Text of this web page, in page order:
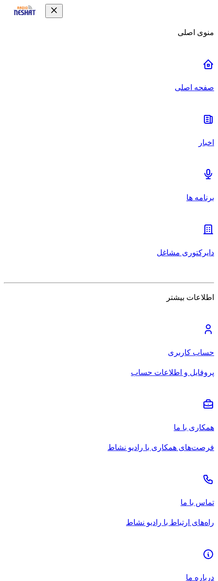
منوی اصلی
صفحه اصلی
اخبار
برنامه ها
دایرکتوری مشاغل
اطلاعات بیشتر
حساب کاربری
پروفایل و اطلاعات حساب
همکاری با ما
فرصت‌های همکاری با رادیو نشاط
تماس با ما
راه‌های ارتباط با رادیو نشاط
درباره ما